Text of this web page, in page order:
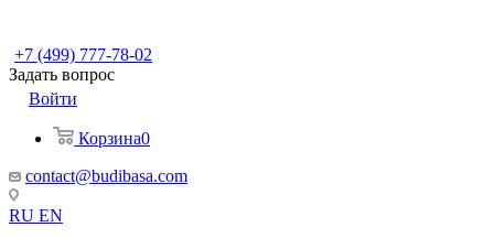
+7 (499) 777-78-02
Задать вопрос
Войти
Корзина0
contact@budibasa.com
RU EN